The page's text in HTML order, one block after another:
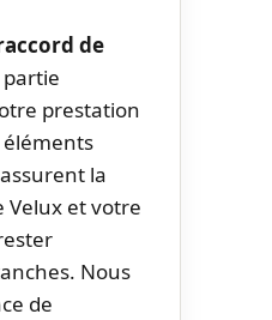
de
prestation
éléments
la
Velux et votre
Nous
de